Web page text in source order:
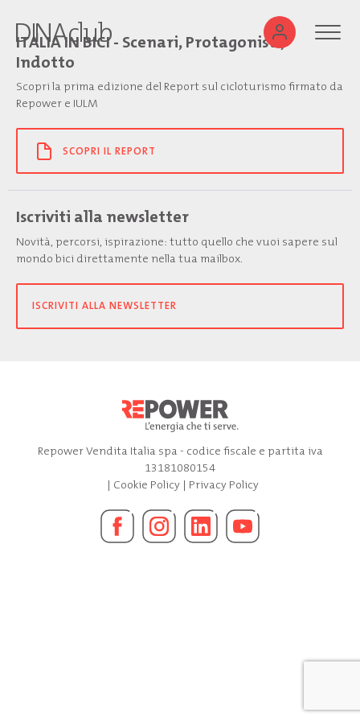
ITALIA IN BICI - Scenari, Protagonisti,
Indotto
Scopri la prima edizione del Report sul cicloturismo firmato da
Repower e IULM
SCOPRI IL REPORT
Iscriviti alla newsletter
Novità, percorsi, ispirazione: tutto quello che vuoi sapere sul
mondo bici direttamente nella tua mailbox.
ISCRIVITI ALLA NEWSLETTER
Repower Vendita Italia spa - codice fiscale e partita iva
13181080154
| Cookie Policy| Privacy Policy